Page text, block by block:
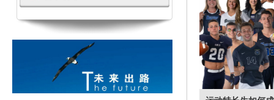
明星家庭为何
长？
越来越多的中国家
其中也包括了很多
刘国梁的女儿和